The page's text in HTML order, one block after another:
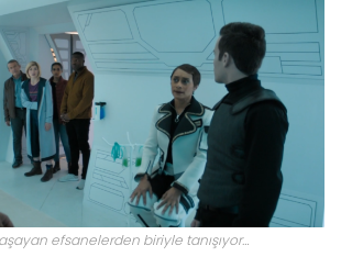
efsanelerden biriyle tanışıyor…